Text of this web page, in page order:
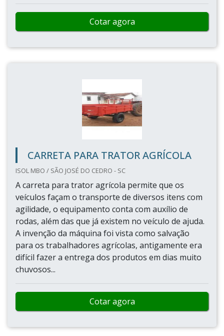
Cotar agora
CARRETA PARA TRATOR AGRÍCOLA
ISOL MBO / SÃO JOSÉ DO CEDRO - SC
A carreta para trator agrícola permite que os
veículos façam o transporte de diversos itens com
agilidade, o equipamento conta com auxílio de
rodas, além das que já existem no veículo de ajuda.
A invenção da máquina foi vista como salvação
para os trabalhadores agrícolas, antigamente era
difícil fazer a entrega dos produtos em dias muito
chuvosos...
Cotar agora